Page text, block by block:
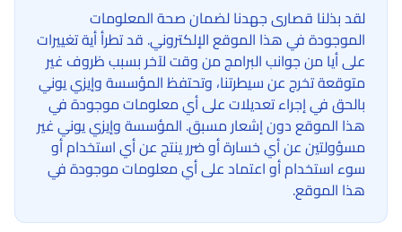
لقد بذلنا قصارى جهدنا لضمان صحة المعلومات
الموجودة في هذا الموقع الإلكتروني. قد تطرأ أية تغييرات
على أيا من جوانب البرامج من وقت لآخر بسبب ظروف غير
متوقعة تخرج عن سيطرتنا، وتحتفظ المؤسسة وإيزي يوني
بالحق في إجراء تعديلات على أي معلومات موجودة في
هذا الموقع دون إشعار مسبق. المؤسسة وإيزي يوني غير
مسؤولتين عن أي خسارة أو ضرر ينتج عن أي استخدام أو
سوء استخدام أو اعتماد على أي معلومات موجودة في
هذا الموقع.